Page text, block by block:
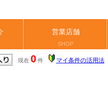
営業店舗
SHOP
現在 0 件 マイ条件の活用法